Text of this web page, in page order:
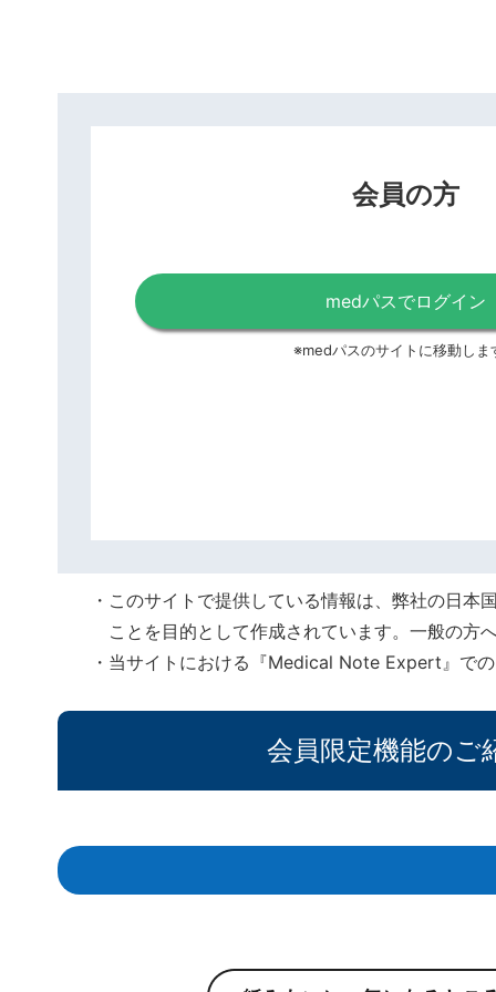
会員の方
medパスでログイン
※medパスのサイトに移動しま
このサイトで提供している情報は、弊社の日本
ことを目的として作成されています。一般の方
当サイトにおける『Medical Note Expert』で
会員限定機能のご